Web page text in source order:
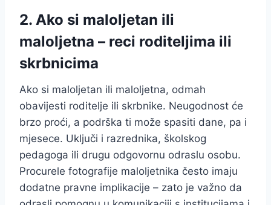
2. Ako si maloljetan ili
maloljetna – reci roditeljima ili
skrbnicima
Ako si maloljetan ili maloljetna, odmah
obavijesti roditelje ili skrbnike. Neugodnost će
brzo proći, a podrška ti može spasiti dane, pa i
mjesece. Uključi i razrednika, školskog
pedagoga ili drugu odgovornu odraslu osobu.
Procurele fotografije maloljetnika često imaju
dodatne pravne implikacije – zato je važno da